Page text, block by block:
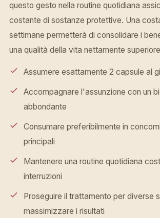
questo gesto nella routine quotidiana
costante di sostanze protettive. Una
settimane permetterà di consolidare i
una qualità della vita nettamente
Assumere esattamente 2 capsule al
Accompagnare l'assunzione con un
abbondante
Consumare preferibilmente in
principali
Mantenere una routine quotidiana
interruzioni
Proseguire il trattamento per diverse
massimizzare i risultati